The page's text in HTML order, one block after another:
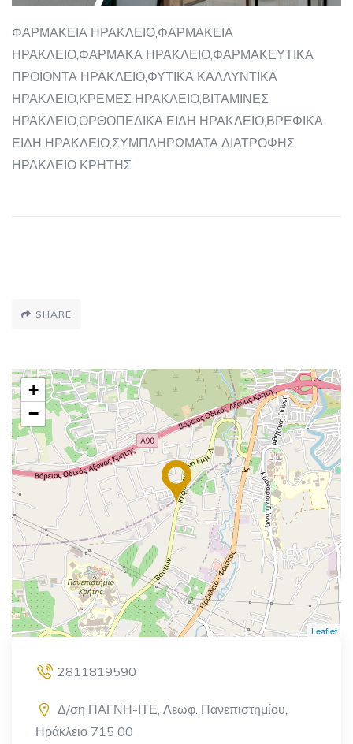
ΦΑΡΜΑΚΕΙΑ ΗΡΑΚΛΕΙΟ,ΦΑΡΜΑΚΕΙΑ
ΗΡΑΚΛΕΙΟ,ΦΑΡΜΑΚΑ ΗΡΑΚΛΕΙΟ,ΦΑΡΜΑΚΕΥΤΙΚΑ
ΠΡΟΙΟΝΤΑ ΗΡΑΚΛΕΙΟ,ΦΥΤΙΚΑ ΚΑΛΛΥΝΤΙΚΑ
ΗΡΑΚΛΕΙΟ,ΚΡΕΜΕΣ ΗΡΑΚΛΕΙΟ,ΒΙΤΑΜΙΝΕΣ
ΗΡΑΚΛΕΙΟ,ΟΡΘΟΠΕΔΙΚΑ ΕΙΔΗ ΗΡΑΚΛΕΙΟ,ΒΡΕΦΙΚΑ
ΕΙΔΗ ΗΡΑΚΛΕΙΟ,ΣΥΜΠΛΗΡΩΜΑΤΑ ΔΙΑΤΡΟΦΗΣ
ΗΡΑΚΛΕΙΟ ΚΡΗΤΗΣ
SHARE
+
−
Leaflet
2811819590
Δ/ση ΠΑΓΝΗ-ΙΤΕ, Λεωφ. Πανεπιστημίου,
Ηράκλειο 715 00